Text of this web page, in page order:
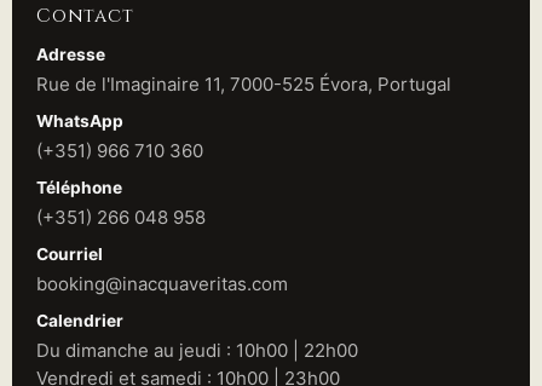
Contact
Adresse
Rue de l'Imaginaire 11, 7000-525 Évora, Portugal
WhatsApp
(+351) 966 710 360
Téléphone
(+351) 266 048 958
Courriel
booking@inacquaveritas.com
Calendrier
Du dimanche au jeudi : 10h00 | 22h00
Vendredi et samedi : 10h00 | 23h00